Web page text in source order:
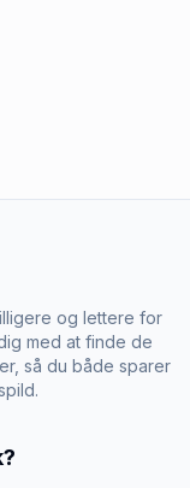
og lettere for
med at finde de
så du både sparer